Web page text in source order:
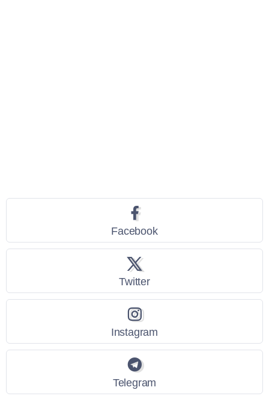
Facebook
Twitter
Instagram
Telegram